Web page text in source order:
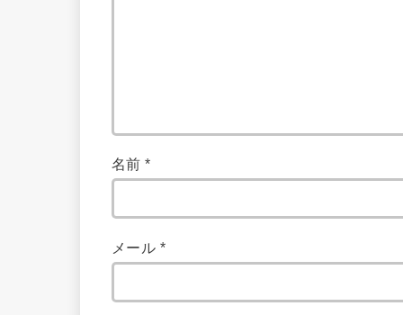
名前*
メール *